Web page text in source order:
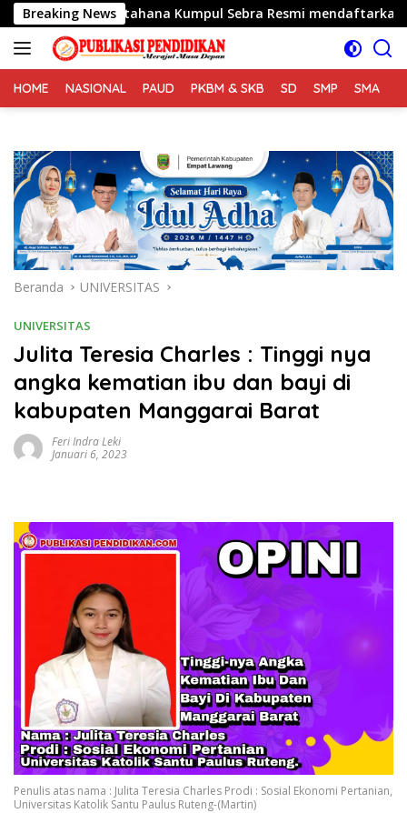
Langsung
ke
konten
Breaking News
Petahana Kumpul Sebra Resmi mendaftarkan diri sebagai
HOME NASIONAL PAUD PKBM & SKB SD SMP SMA
Beranda UNIVERSITAS
UNIVERSITAS
Julita Teresia Charles : Tinggi nya
angka kematian ibu dan bayi di
kabupaten Manggarai Barat
Feri Indra Leki
Januari 6, 2023
Penulis atas nama : Julita Teresia Charles Prodi : Sosial Ekonomi Pertanian,
Universitas Katolik Santu Paulus Ruteng-(Martin)